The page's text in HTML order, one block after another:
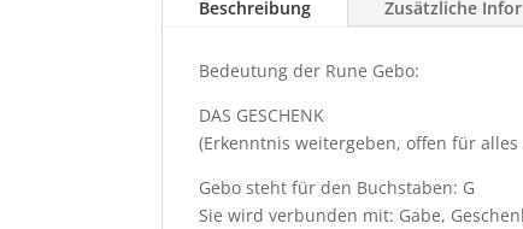
Beschreibung Zusätzliche
Bedeutung der Rune Gebo:
DAS GESCHENK
(Erkenntnis weitergeben, offen für alles
Gebo steht für den Buchstaben: G
Sie wird verbunden mit: Gabe,